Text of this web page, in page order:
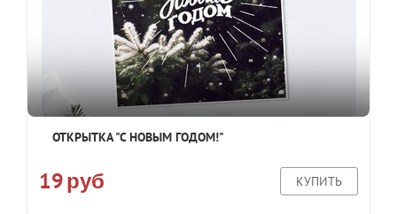
ОТКРЫТКА "С НОВЫМ ГОДОМ!"
19 руб КУПИТЬ